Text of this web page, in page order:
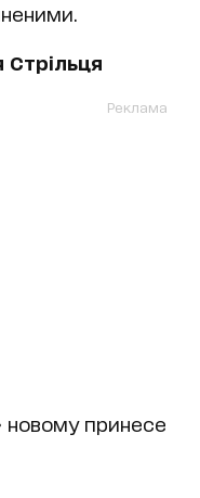
Стрільця
Реклама
новому принесе